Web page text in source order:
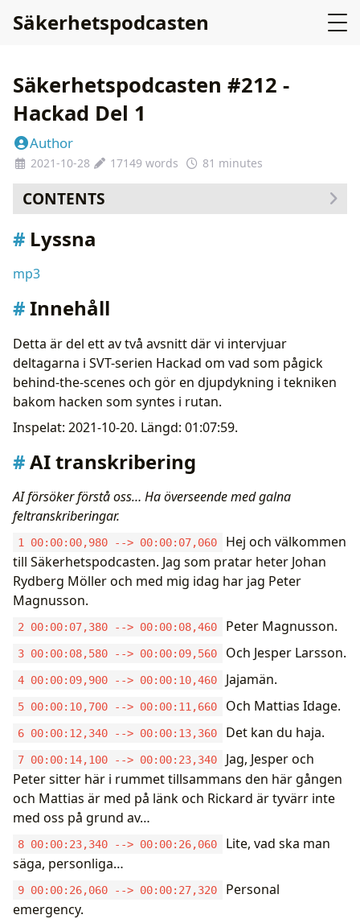
Säkerhetspodcasten
Säkerhetspodcasten #212 -
Hackad Del 1
Author
2021-10-28 17149 words 81 minutes
CONTENTS
Innehåll
AI transkribering
Lyssna
mp3
Innehåll
Detta är del ett av två avsnitt där vi intervjuar
deltagarna i SVT-serien Hackad om vad som pågick
behind-the-scenes och gör en djupdykning i tekniken
bakom hacken som syntes i rutan.
Inspelat: 2021-10-20. Längd: 01:07:59.
AI transkribering
AI försöker förstå oss… Ha överseende med galna
feltranskriberingar.
1 00:00:00,980 --> 00:00:07,060
Hej och välkommen
till Säkerhetspodcasten. Jag som pratar heter Johan
Rydberg Möller och med mig idag har jag Peter
Magnusson.
2 00:00:07,380 --> 00:00:08,460 Peter Magnusson.
3 00:00:08,580 --> 00:00:09,560 Och Jesper Larsson.
4 00:00:09,900 --> 00:00:10,460 Jajamän.
5 00:00:10,700 --> 00:00:11,660 Och Mattias Idage.
6 00:00:12,340 --> 00:00:13,360 Det kan du haja.
7 00:00:14,100 --> 00:00:23,340
Jag, Jesper och
Peter sitter här i rummet tillsammans den här gången
och Mattias är med på länk och Rickard är tyvärr inte
med oss på grund av…
8 00:00:23,340 --> 00:00:26,060
Lite, vad ska man
säga, personliga…
9 00:00:26,060 --> 00:00:27,320
Personal
emergency.